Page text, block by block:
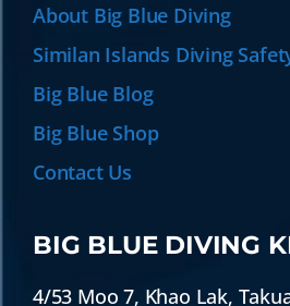
About Big Blue Diving
Similan Islands Diving
Big Blue Blog
Big Blue Shop
Contact Us
BIG BLUE DIVING
4/53 Moo 7, Khao Lak,